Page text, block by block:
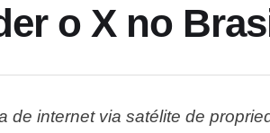
o X no
de internet via satélite de